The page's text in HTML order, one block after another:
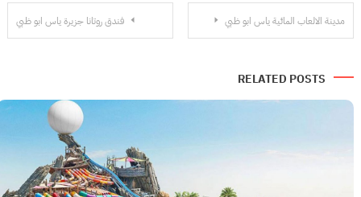
تصفّح
فندق روتانا جزيرة ياس ابو ظبي مدينة الالعاب المائية ياس ابو ظبي
RELATED POSTS